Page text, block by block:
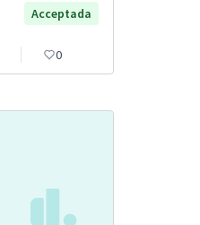
Acceptada
0